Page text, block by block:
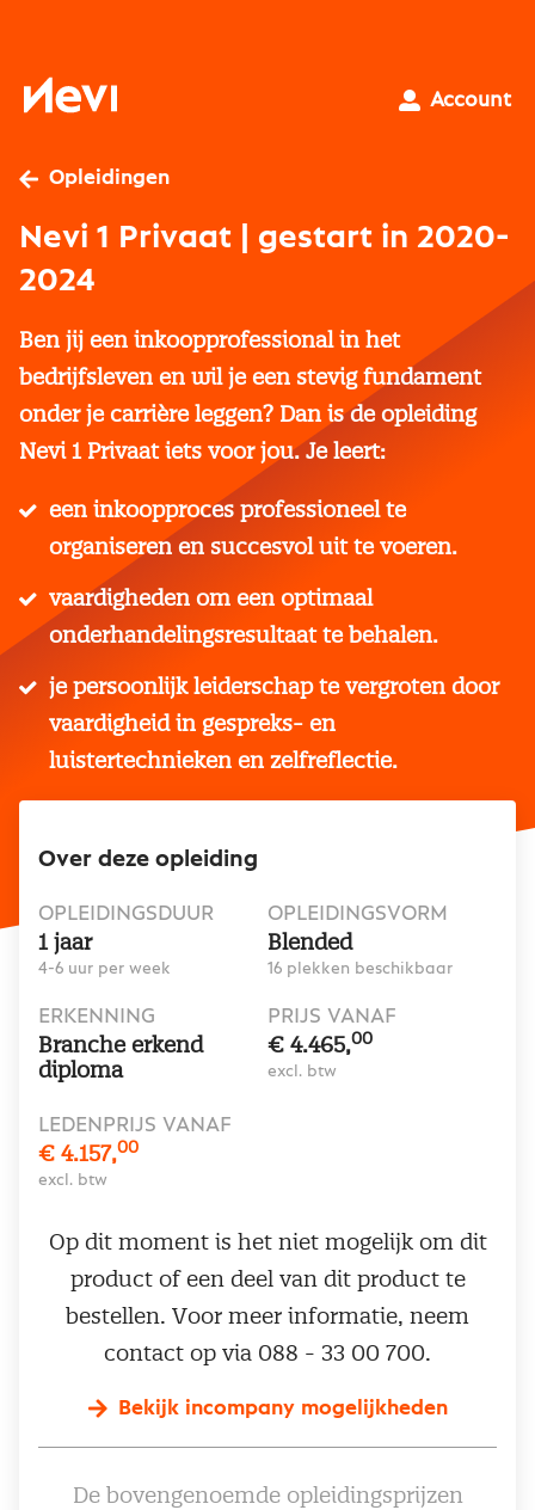
Nevi
Account
Opleidingen
Nevi 1 Privaat | gestart in 2020-
2024
Ben jij een inkoopprofessional in het
bedrijfsleven en wil je een stevig fundament
onder je carrière leggen? Dan is de opleiding
Nevi 1 Privaat iets voor jou. Je leert:
een inkoopproces professioneel te
organiseren en succesvol uit te voeren.
vaardigheden om een optimaal
onderhandelingsresultaat te behalen.
je persoonlijk leiderschap te vergroten door
vaardigheid in gespreks- en
luistertechnieken en zelfreflectie.
Over deze opleiding
OPLEIDINGSDUUR
1 jaar
4-6 uur per week
OPLEIDINGSVORM
Blended
16 plekken beschikbaar
ERKENNING
Branche erkend
diploma
PRIJS VANAF
€ 4.465,00
excl. btw
LEDENPRIJS VANAF
€ 4.157,00
excl. btw
Op dit moment is het niet mogelijk om dit
product of een deel van dit product te
bestellen. Voor meer informatie, neem
contact op via 088 - 33 00 700.
Bekijk incompany mogelijkheden
De bovengenoemde opleidingsprijzen